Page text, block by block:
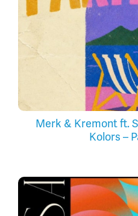
Merk & Kremont ft.
Kolors –